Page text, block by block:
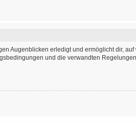
Augenblicken erledigt und ermöglicht dir,
und die verwandten